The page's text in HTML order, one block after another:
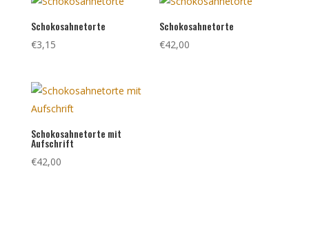
Schokosahnetorte
€3,15
Schokosahnetorte
€42,00
Schokosahnetorte mit
Aufschrift
€42,00